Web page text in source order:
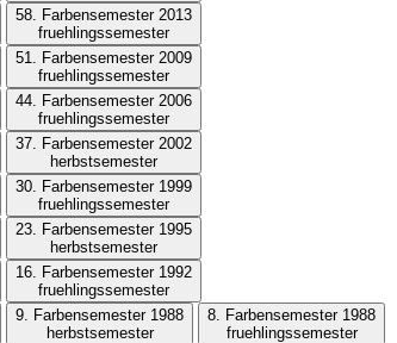
58. Farbensemester 2013
fruehlingssemester
51. Farbensemester 2009
fruehlingssemester
44. Farbensemester 2006
fruehlingssemester
37. Farbensemester 2002
herbstsemester
30. Farbensemester 1999
fruehlingssemester
23. Farbensemester 1995
herbstsemester
16. Farbensemester 1992
fruehlingssemester
9. Farbensemester 1988
herbstsemester
8. Farbensemester 1988
fruehlingssemester